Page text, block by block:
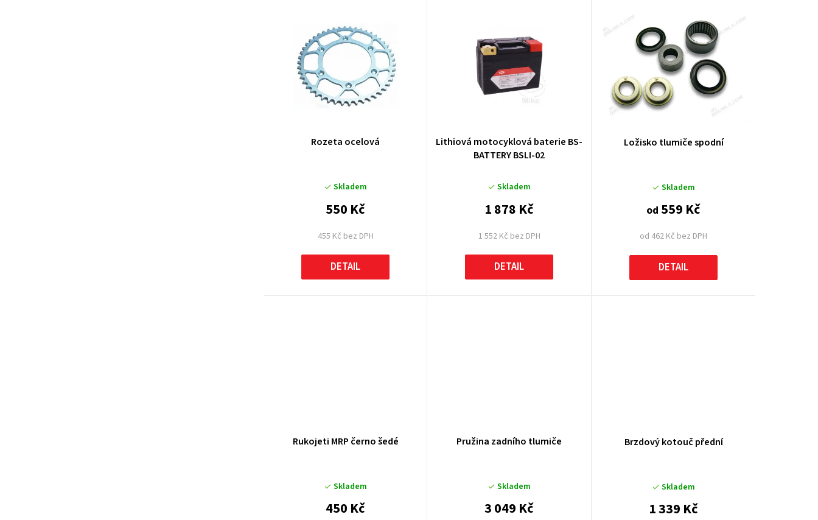
ů
Rozeta ocelová
Skladem
455 Kč bez DPH
550 Kč
DETAIL
Lithiová motocyklová baterie BS-
BATTERY BSLI-02
Skladem
1 552 Kč bez DPH
1 878 Kč
DETAIL
Ložisko tlumiče spodní
Skladem
od 462 Kč bez DPH
od 559 Kč
DETAIL
Rukojeti MRP černo šedé
Skladem
450 Kč
Pružina zadního tlumiče
Skladem
3 049 Kč
Brzdový kotouč přední
Skladem
1 339 Kč